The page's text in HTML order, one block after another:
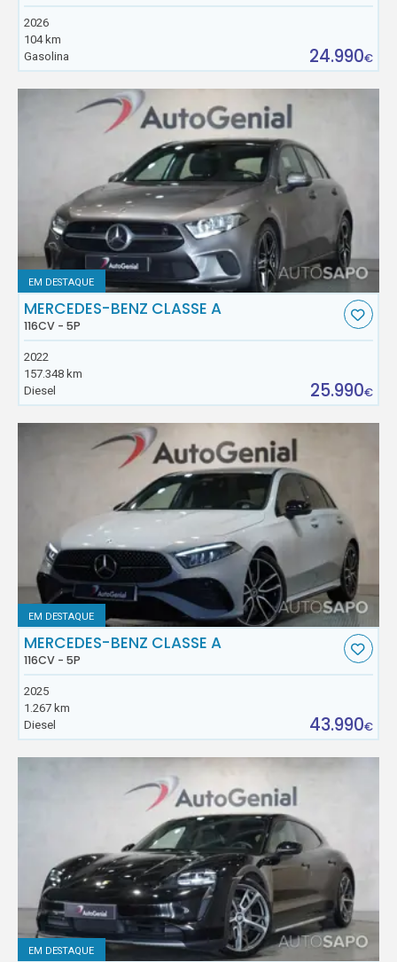
2026
104 km
Gasolina
24.990€
EM DESTAQUE
MERCEDES-BENZ CLASSE A
116CV - 5P
2022
157.348 km
Diesel
25.990€
EM DESTAQUE
MERCEDES-BENZ CLASSE A
116CV - 5P
2025
1.267 km
Diesel
43.990€
EM DESTAQUE